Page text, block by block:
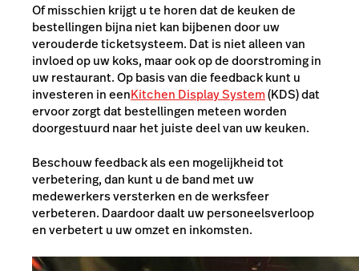
Of misschien krijgt u te horen dat de keuken de
bestellingen bijna niet kan bijbenen door uw
verouderde ticketsysteem. Dat is niet alleen van
invloed op uw koks, maar ook op de doorstroming in
uw restaurant. Op basis van die feedback kunt u
investeren in eenKitchen Display System(KDS) dat
ervoor zorgt dat bestellingen meteen worden
doorgestuurd naar het juiste deel van uw keuken.
Beschouw feedback als een mogelijkheid tot
verbetering, dan kunt u de band met uw
medewerkers versterkenende werksfeer
verbeteren. Daardoor daalt uw personeelsverloop
en verbetert u uw omzet en inkomsten.